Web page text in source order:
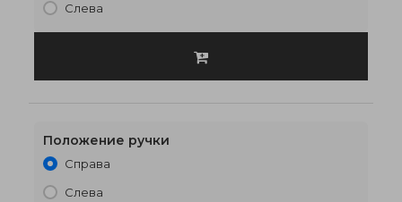
Слева
900 x 2000
Положение ручки
Справа
Слева